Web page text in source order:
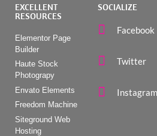
EXCELLENT
RESOURCES
Elementor Page
Builder
Haute Stock
Photograpy
Envato Elements
Freedom Machine
Siteground Web
Hosting
SOCIALIZE
Facebook
Twitter
Instagram